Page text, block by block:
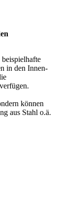
in den Innen-
können
aus Stahl o.ä.